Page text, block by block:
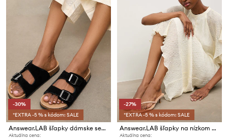
-30%
*EXTRA -5 % s kódom: SALE
Answear.LAB šľapky dámske semišové
Aktuálna cena:
-27%
*EXTRA -5 % s kódom: SALE
Answear.LAB šľapky na nízkom podpätku dámske
Aktuálna cena: